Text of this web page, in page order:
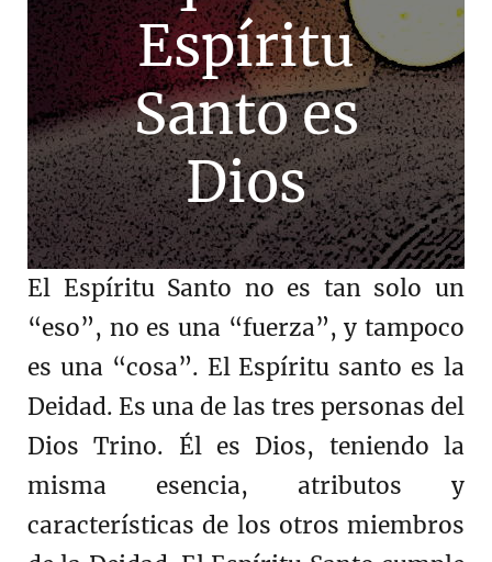
Espíritu
Santo es
Dios
El Espíritu Santo no es tan solo un
“eso”, no es una “fuerza”, y tampoco
es una “cosa”. El Espíritu santo es la
Deidad. Es una de las tres personas del
Dios Trino. Él es Dios, teniendo la
misma esencia, atributos y
características de los otros miembros